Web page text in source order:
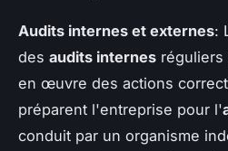
Audits internes et externes:
des audits internes réguliers
en œuvre des actions
préparent l'entreprise pour l'
conduit par un organisme